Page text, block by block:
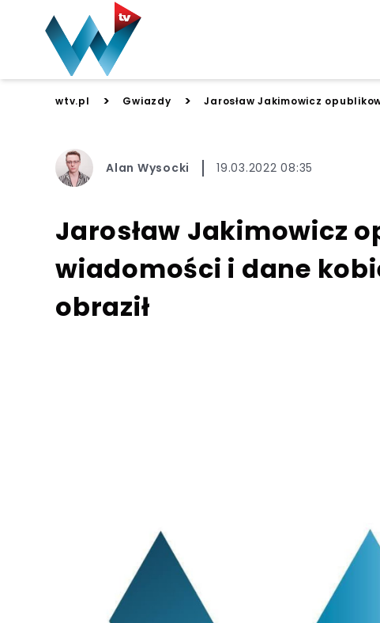
wtv.pl > Gwiazdy > Jarosław Jakimowicz
Alan Wysocki 19.03.2022 08:35
Jarosław Jakimowicz
wiadomości i dane
obraził